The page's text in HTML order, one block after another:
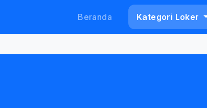
Beranda Kategori Loker